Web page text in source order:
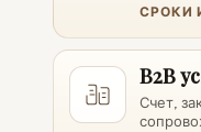
СРОКИ
B2B
Счет,